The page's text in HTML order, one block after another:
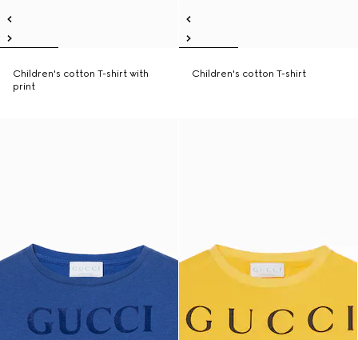
Children's cotton T-shirt with
print
Children's cotton T-shirt